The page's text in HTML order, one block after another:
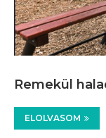
Remekül
ELOLVASOM